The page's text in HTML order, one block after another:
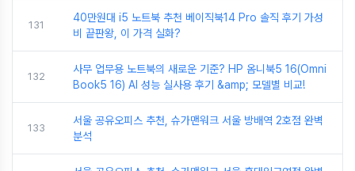
131
40만원대 i5 노트북 추천 베이직북14 Pro 솔직 후기 가성
비 끝판왕, 이 가격 실화?
132
사무 업무용 노트북의 새로운 기준? HP 옴니북5 16(Omni
Book5 16) AI 성능 실사용 후기 &amp; 모델별 비교!
133
서울 공유오피스 추천, 슈가맨워크 서울 방배역 2호점 완벽
분석